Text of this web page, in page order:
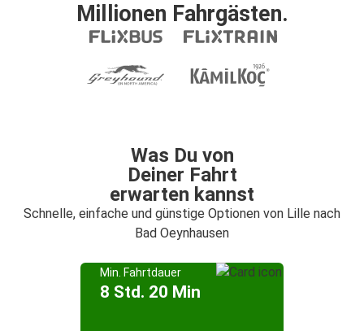
Millionen Fahrgästen.
Was Du von
Deiner Fahrt
erwarten kannst
Schnelle, einfache und günstige Optionen von Lille nach
Bad Oeynhausen
Min. Fahrtdauer
8 Std. 20 Min